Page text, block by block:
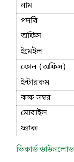
নাম
পদবি
অফিস
ইমেইল
ফোন (অফিস)
ইন্টারকম
কক্ষ নম্বর
মোবাইল
ফ্যাক্স
ভিকার্ড